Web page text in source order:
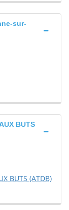
sur-
BUTS
BUTS (ATDB)